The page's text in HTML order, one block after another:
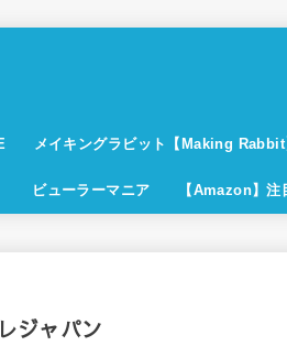
メイキングラビット【Making
ビューラーマニア 【Amazon】
ジャパン